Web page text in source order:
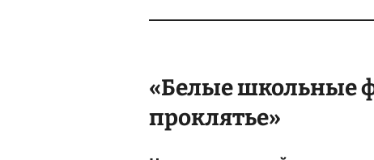
«Белые школьные
проклятье»